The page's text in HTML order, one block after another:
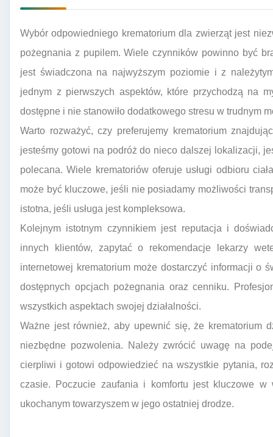
Wybór odpowiedniego krematorium dla zwierząt jest
pożegnania z pupilem. Wiele czynników powinno być
jest świadczona na najwyższym poziomie i z
jednym z pierwszych aspektów, które przychodzą na
dostępne i nie stanowiło dodatkowego stresu w trudnym
Warto rozważyć, czy preferujemy krematorium
jesteśmy gotowi na podróż do nieco dalszej lokalizacji,
polecana. Wiele krematoriów oferuje usługi odbioru
może być kluczowe, jeśli nie posiadamy możliwości
istotna, jeśli usługa jest kompleksowa.
Kolejnym istotnym czynnikiem jest reputacja i
innych klientów, zapytać o rekomendacje lekarzy
internetowej krematorium może dostarczyć informacji o
dostępnych opcjach pożegnania oraz cenniku.
wszystkich aspektach swojej działalności.
Ważne jest również, aby upewnić się, że krematorium
niezbędne pozwolenia. Należy zwrócić uwagę na
cierpliwi i gotowi odpowiedzieć na wszystkie pytania,
czasie. Poczucie zaufania i komfortu jest kluczowe
ukochanym towarzyszem w jego ostatniej drodze.